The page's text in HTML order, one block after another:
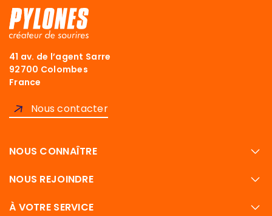
41 av. de l’agent Sarre
92700 Colombes
France
Nous contacter
NOUS CONNAÎTRE
NOUS REJOINDRE
À VOTRE SERVICE